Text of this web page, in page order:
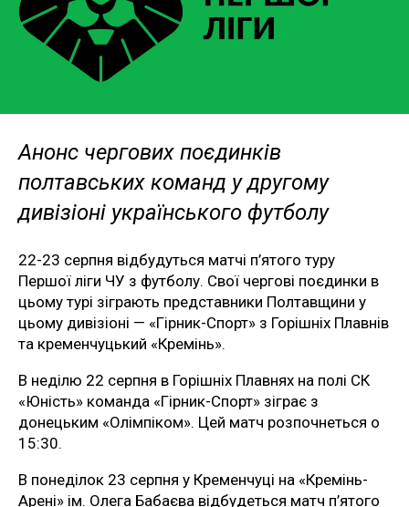
Анонс чергових поєдинків
полтавських команд у другому
дивізіоні українського футболу
22-23 серпня відбудуться матчі п’ятого туру
Першої ліги ЧУ з футболу. Свої чергові поєдинки в
цьому турі зіграють представники Полтавщини у
цьому дивізіоні — «Гірник-Спорт» з Горішніх Плавнів
та кременчуцький «Кремінь».
В неділю 22 серпня в Горішніх Плавнях на полі СК
«Юність» команда «Гірник-Спорт» зіграє з
донецьким «Олімпіком». Цей матч розпочнеться о
15:30.
В понеділок 23 серпня у Кременчуці на «Кремінь-
Арені» ім. Олега Бабаєва відбудеться матч п’ятого